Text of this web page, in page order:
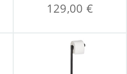
129,00 €